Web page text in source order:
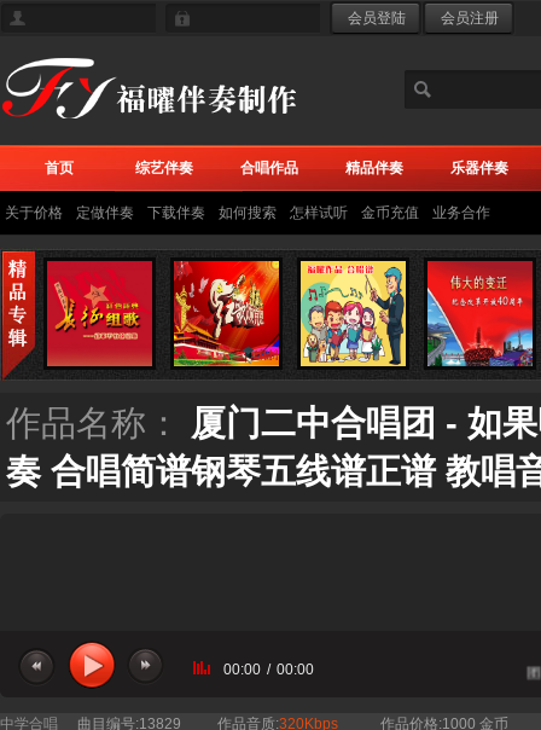
首页 综艺伴奏 合唱作品 精品伴奏 乐器伴奏
关于价格 定做伴奏 下载伴奏 如何搜索 怎样试听 金币充值 业务合作
作品名称： 厦门二中合唱团 - 如
奏 合唱简谱钢琴五线谱正谱 教唱
当前曲目：厦门二中合唱团
00:00 / 00:00
中学合唱 曲目编号:13829 作品音质:320Kbps 作品价格:1000 金币